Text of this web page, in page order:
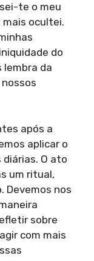
te o meu
mais ocultei.
do
lembra da
após a
aplicar o
O ato
um ritual,
Devemos nos
sobre
com mais